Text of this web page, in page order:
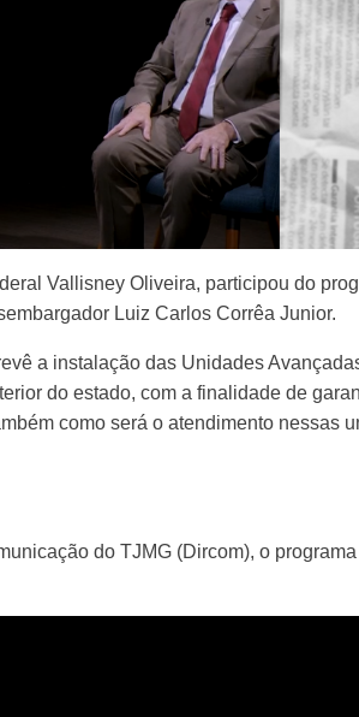
Vallisney Oliveira, participou do
Luiz Carlos Corrêa Junior.
a instalação das Unidades
do estado, com a finalidade de
como será o atendimento nessas
do TJMG (Dircom), o